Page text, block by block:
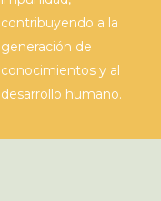
contribuyendo a la
generación de
conocimientos y al
desarrollo humano.